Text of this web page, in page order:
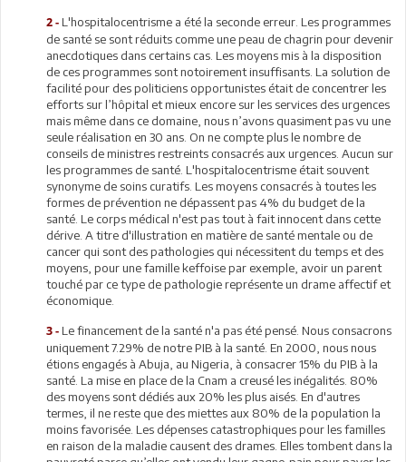
2 - L'hospitalocentrisme a été la seconde erreur. Les programmes
de santé se sont réduits comme une peau de chagrin pour devenir
anecdotiques dans certains cas. Les moyens mis à la disposition
de ces programmes sont notoirement insuffisants. La solution de
facilité pour des politiciens opportunistes était de concentrer les
efforts sur l’hôpital et mieux encore sur les services des urgences
mais même dans ce domaine, nous n’avons quasiment pas vu une
seule réalisation en 30 ans. On ne compte plus le nombre de
conseils de ministres restreints consacrés aux urgences. Aucun sur
les programmes de santé. L'hospitalocentrisme était souvent
synonyme de soins curatifs. Les moyens consacrés à toutes les
formes de prévention ne dépassent pas 4% du budget de la
santé. Le corps médical n'est pas tout à fait innocent dans cette
dérive. A titre d'illustration en matière de santé mentale ou de
cancer qui sont des pathologies qui nécessitent du temps et des
moyens, pour une famille keffoise par exemple, avoir un parent
touché par ce type de pathologie représente un drame affectif et
économique.
3 - Le financement de la santé n'a pas été pensé. Nous consacrons
uniquement 7.29% de notre PIB à la santé. En 2000, nous nous
étions engagés à Abuja, au Nigeria, à consacrer 15% du PIB à la
santé. La mise en place de la Cnam a creusé les inégalités. 80%
des moyens sont dédiés aux 20% les plus aisés. En d'autres
termes, il ne reste que des miettes aux 80% de la population la
moins favorisée. Les dépenses catastrophiques pour les familles
en raison de la maladie causent des drames. Elles tombent dans la